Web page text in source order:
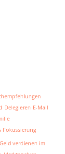
Delegieren E-Mail
Fokussierung
Geld verdienen im